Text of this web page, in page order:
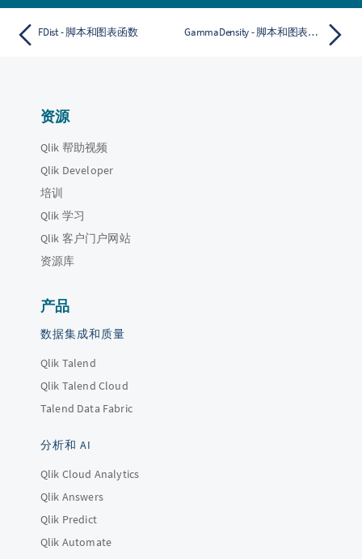
FDist - 脚本和图表函数 GammaDensity - 脚本和图表函数
资源
Qlik 帮助视频
Qlik Developer
培训
Qlik 学习
Qlik 客户门户网站
资源库
产品
数据集成和质量
Qlik Talend
Qlik Talend Cloud
Talend Data Fabric
分析和 AI
Qlik Cloud Analytics
Qlik Answers
Qlik Predict
Qlik Automate